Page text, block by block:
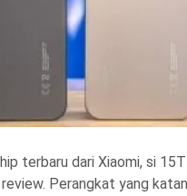
terbaru dari Xiaomi, si
Perangkat yang